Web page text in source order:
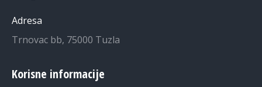
Adresa
Trnovac bb, 75000 Tuzla
Korisne informacije